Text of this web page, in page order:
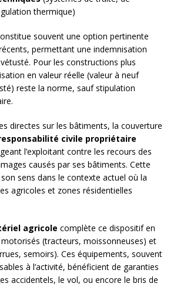
thermique)
souvent une option pertinente
permettant une indemnisation
Pour les constructions plus
en valeur réelle (valeur à neuf
reste la norme, sauf stipulation
directes sur les bâtiments, la couverture
civile propriétaire
l’exploitant contre les recours des
causés par ses bâtiments. Cette
sens dans le contexte actuel où la
agricoles et zones résidentielles
agricole complète ce dispositif en
(tracteurs, moissonneuses) et
semoirs). Ces équipements, souvent
à l’activité, bénéficient de garanties
accidentels, le vol, ou encore le bris de